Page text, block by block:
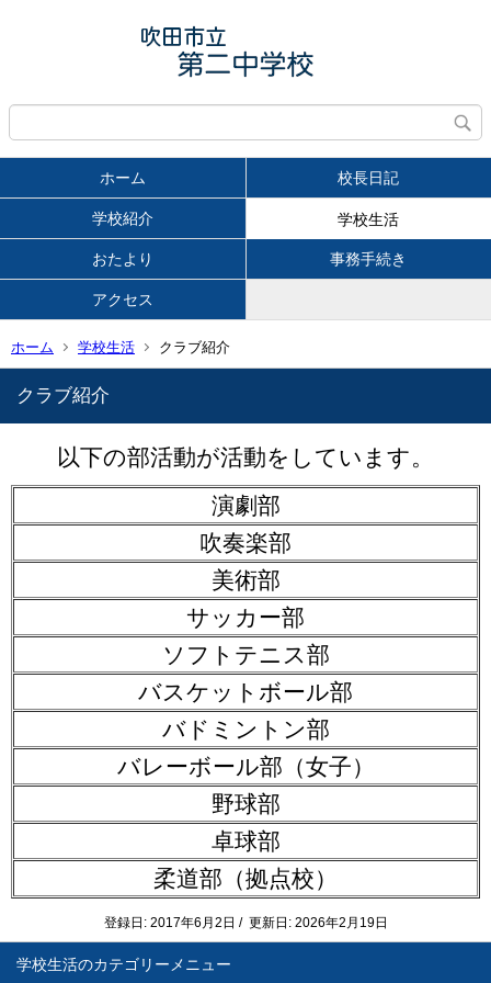
ホーム 校長日記
学校紹介 学校生活
おたより 事務手続き
アクセス
ホーム 学校生活 クラブ紹介
学校生活
クラブ紹介
以下の部活動が活動をしています。
演劇部
吹奏楽部
美術部
サッカー部
ソフトテニス部
バスケットボール部
バドミントン部
バレーボール部（女子）
野球部
卓球部
柔道部（拠点校）
登録日: 2017年6月2日 / 更新日: 2026年2月19日